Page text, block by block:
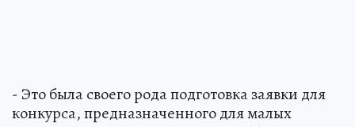
- Это была своего рода подготовка заявки для
конкурса, предназначенного для малых